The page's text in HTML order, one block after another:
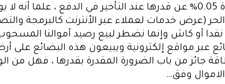
توافق على شرط دفع المستحقات بزيادة 0.05% عن قدرها عند التأخير في
(عرض خدمات لعملاء عبر الأنترنت كالبرمجة
أو كاش وإنما نضطر لبيع رصيد أموالنا
عبر مواقع إلكترونية ويبيعون هذه البضائع على
جائز من باب الضرورة المقدرة بقدرها ، فهل من
وفق…